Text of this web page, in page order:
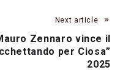
Next article
Zennaro vince il
per Ciosa”
2025